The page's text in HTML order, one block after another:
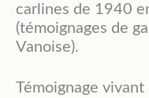
carlines de 1940
(témoignages de
Vanoise).
Témoignage vivant